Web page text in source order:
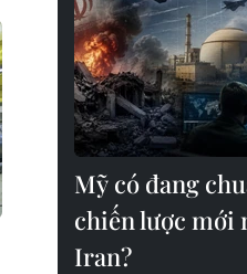
Mỹ có đang
chiến lược mới
Iran?